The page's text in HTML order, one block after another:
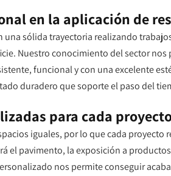
en la aplicación de
una sólida trayectoria realizando
Nuestro conocimiento del sector
funcional y con una excelente
duradero que soporte el paso del
para cada
iguales, por lo que cada
el pavimento, la exposición a
nos permite conseguir